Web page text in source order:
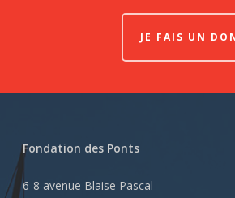
JE FAIS UN
Fondation des Ponts
6-8 avenue Blaise Pascal